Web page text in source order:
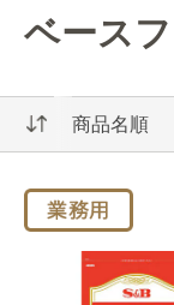
ベース
商品名順